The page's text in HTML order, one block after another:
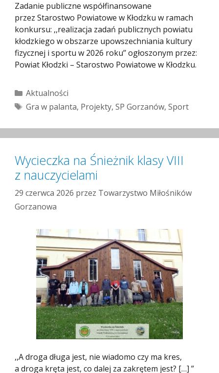
Zadanie publiczne współfinansowane
przez Starostwo Powiatowe w Kłodzku w ramach
konkursu: ,,realizacja zadań publicznych powiatu
kłodzkiego w obszarze upowszechniania kultury
fizycznej i sportu w 2026 roku’’ ogłoszonym przez:
Powiat Kłodzki – Starostwo Powiatowe w Kłodzku.
Kategorie
Aktualności
Tagi
Gra w palanta, Projekty, SP Gorzanów, Sport
Wycieczka na Śnieżnik klasy VIII
z nauczycielami
29 czerwca 2026 przez Towarzystwo Miłośników
Gorzanowa
,,A droga długa jest, nie wiadomo czy ma kres,
a droga kręta jest, co dalej za zakrętem jest? […] ”